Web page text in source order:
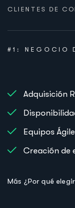
CLIENTES DE
#1: NEGOCIO
Adquisición
Equipos
Creación de
Más ¿Por qué